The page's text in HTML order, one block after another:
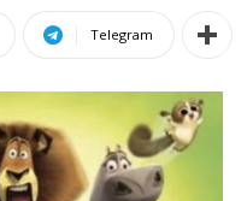
Telegram